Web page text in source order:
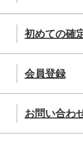
初めての確
会員登録
お問い合わ